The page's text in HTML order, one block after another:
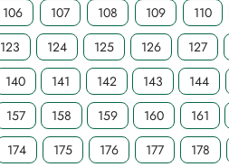
106 107 108 109 110
123 124 125 126 127
140 141 142 143 144
157 158 159 160 161
174 175 176 177 178